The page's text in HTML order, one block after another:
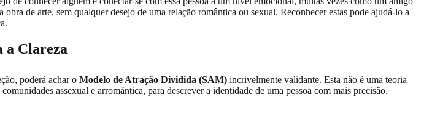
de arte, sem qualquer desejo de uma relação romântica ou sexual. Reconhecer estas pode ajudá-lo a
a Clareza
poderá achar o Modelo de Atração Dividida (SAM) incrivelmente validante. Esta não é uma teoria
assexual e arromântica, para descrever a identidade de uma pessoa com mais precisão.